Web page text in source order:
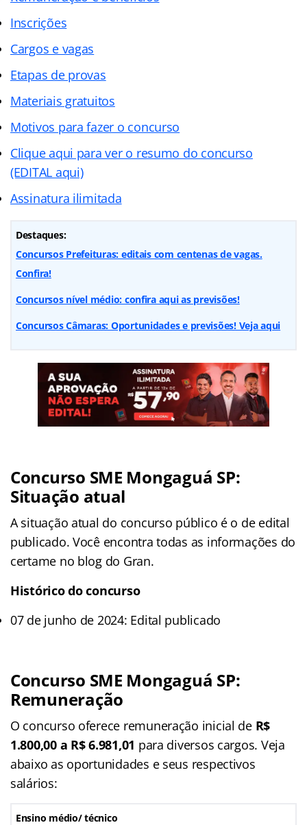
Inscrições
Cargos e vagas
Etapas de provas
Materiais gratuitos
Motivos para fazer o concurso
Clique aqui para ver o resumo do concurso
(EDITAL aqui)
Assinatura ilimitada
Destaques:
Concursos Prefeituras: editais com centenas de vagas.
Confira!
Concursos nível médio: confira aqui as previsões!
Concursos Câmaras: Oportunidades e previsões! Veja aqui
Concurso SME Mongaguá SP:
Situação atual
A situação atual do concurso público é o de edital
publicado. Você encontra todas as informações do
certame no blog do Gran.
Histórico do concurso
07 de junho de 2024: Edital publicado
Concurso SME Mongaguá SP:
Remuneração
O concurso oferece remuneração inicial de R$
1.800,00 a R$ 6.981,01 para diversos cargos. Veja
abaixo as oportunidades e seus respectivos
salários:
Ensino médio/ técnico